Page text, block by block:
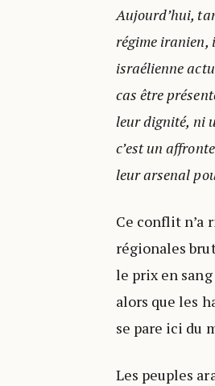
Aujourd’hui,
régime iranien,
israélienne
cas être
leur dignité, ni
c’est un
leur arsenal
Ce conflit n’a
régionales
le prix en
alors que les
se pare ici du
Les peuples